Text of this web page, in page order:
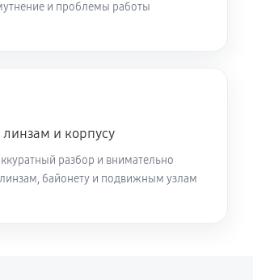
и проблемы работы
и корпусу
разбор и внимательно
байонету и подвижным узлам